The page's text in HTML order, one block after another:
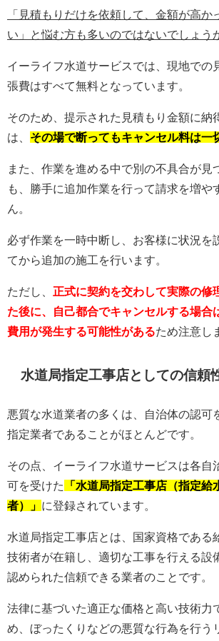
「見積もりだけを依頼して、金額が高か
い」と悩む方も多いのではないでしょう
イーライフ水道サービスでは、現地での
張費はすべて無料となっています。
そのため、提示された見積もり金額に納
は、 その場で断ってもキャンセル料は一
また、作業を進める中で別の不具合が見
も、勝手に追加作業を行って請求を増や
ん。
必ず作業を一時中断し、お客様に状況を
てから追加の施工を行います。
ただし、 正式に契約を交わして実際の修
た後に、自己都合でキャンセルする場合
費用が発生する可能性があるため注意し
水道局指定工事店としての信頼
悪質な水道業者の多くは、自治体の認可
指定業者であることがほとんどです。
その点、イーライフ水道サービスは各自
可を受けた
「水道局指定工事店（指定給
者）」 に登録されています。
水道局指定工事店とは、国家資格である
技術者が在籍し、適切な工事を行える設
認められた信頼できる業者のことです。
法律に基づいた適正な価格と高い技術力
め、ぼったくりなどの悪質な行為を行う